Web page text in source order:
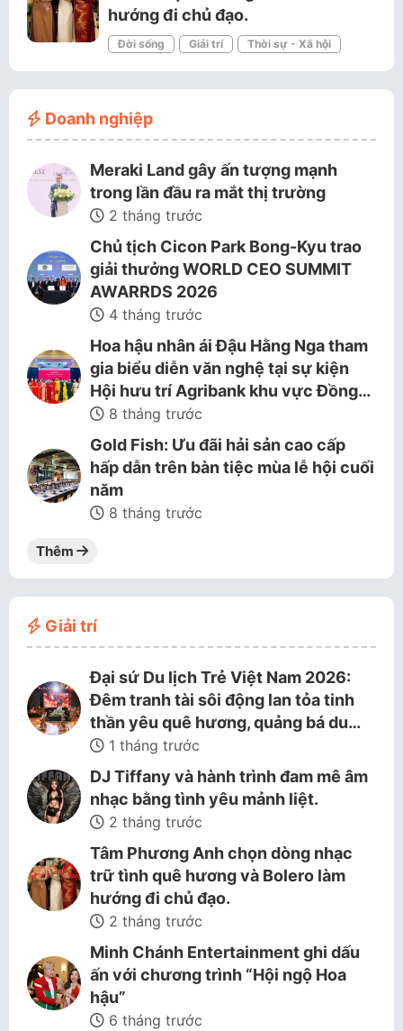
hướng đi chủ đạo.
Đời sống Giải trí Thời sự - Xã hội
Doanh nghiệp
Meraki Land gây ấn tượng mạnh
trong lần đầu ra mắt thị trường
2 tháng trước
Chủ tịch Cicon Park Bong-Kyu trao
giải thưởng WORLD CEO SUMMIT
AWARRDS 2026
4 tháng trước
Hoa hậu nhân ái Đậu Hằng Nga tham
gia biểu diễn văn nghệ tại sự kiện
Hội hưu trí Agribank khu vực Đồng…
8 tháng trước
Gold Fish: Ưu đãi hải sản cao cấp
hấp dẫn trên bàn tiệc mùa lễ hội cuối
năm
8 tháng trước
Thêm
Giải trí
Đại sứ Du lịch Trẻ Việt Nam 2026:
Đêm tranh tài sôi động lan tỏa tinh
thần yêu quê hương, quảng bá du…
1 tháng trước
DJ Tiffany và hành trình đam mê âm
nhạc bằng tình yêu mảnh liệt.
2 tháng trước
Tâm Phương Anh chọn dòng nhạc
trữ tình quê hương và Bolero làm
hướng đi chủ đạo.
2 tháng trước
Minh Chánh Entertainment ghi dấu
ấn với chương trình “Hội ngộ Hoa
hậu”
6 tháng trước